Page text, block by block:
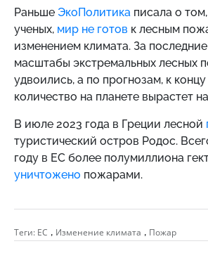
Раньше ЭкоПолитика писала о
ученых, мир не готов к лесным
изменением климата. За
масштабы экстремальных лесных
удвоились, а по прогнозам, к
количество на планете вырастет
В июле 2023 года в Греции лесной
туристический остров Родос.
году в ЕС более полумиллиона
уничтожено пожарами.
Теги: ЕС , Изменение климата , Пожар